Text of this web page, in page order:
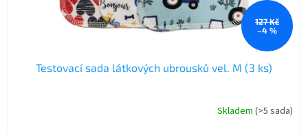
127 Kč
–4 %
Testovací sada látkových ubrousků vel. M (3 ks)
Skladem (>5 sada)